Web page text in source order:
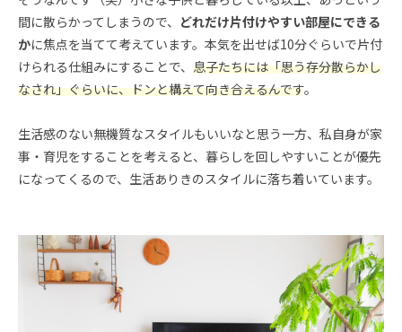
間に散らかってしまうので、 どれだけ片付けやすい部屋にできる
かに焦点を当てて考えています。本気を出せば10分ぐらいで片付
けられる仕組みにすることで、 息子たちには「思う存分散らかし
なされ」ぐらいに、ドンと構えて向き合えるんです。
生活感のない無機質なスタイルもいいなと思う一方、私自身が家
事・育児をすることを考えると、暮らしを回しやすいことが優先
になってくるので、生活ありきのスタイルに落ち着いています。